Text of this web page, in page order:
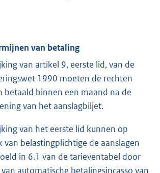
van betaling
van artikel 9, eerste lid, van de
1990 moeten de rechten
betaald binnen een maand na de
van het aanslagbiljet.
van het eerste lid kunnen op
van belastingplichtige de aanslagen
in 6.1 van de tarieventabel door
automatische betalingsincasso van